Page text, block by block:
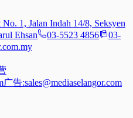
1, Jalan Indah 14/8, Seksyen
Ehsan
03-5523 4856
03-
广告:sales@mediaselangor.com